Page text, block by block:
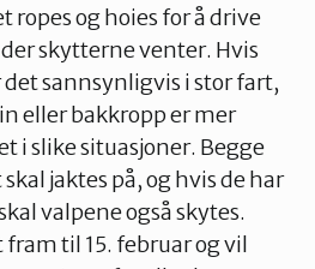
ropes og hoies for å drive
skytterne venter. Hvis
sannsynligvis i stor fart,
eller bakkropp er mer
i slike situasjoner. Begge
jaktes på, og hvis de har
valpene også skytes.
fram til 15. februar og vil